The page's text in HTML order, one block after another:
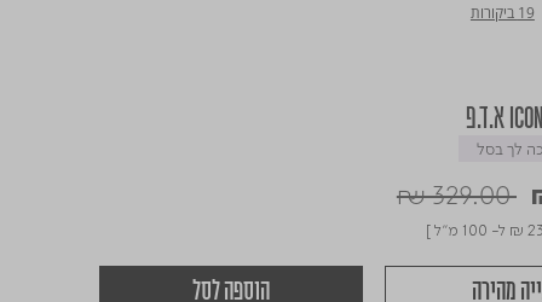
19 ביקורות
לך בסל
Price
₪ 329.00
₪ ל- 100 מ"ל ]
מהירה הוספה לסל